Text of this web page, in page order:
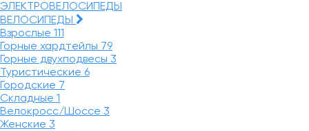
ЭЛЕКТРОВЕЛОСИПЕДЫ
ВЕЛОСИПЕДЫ
Взрослые 111
Горные хардтейлы 79
Горные двухподвесы 3
Туристические 6
Городские 7
Складные 1
Велокросс/Шоссе 3
Женские 3